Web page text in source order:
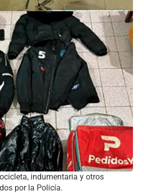
indumentaria y otros
por la Policía.